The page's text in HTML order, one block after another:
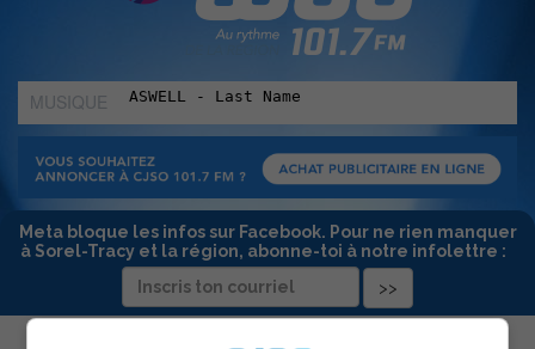
MUSIQUE
:
Meta bloque les infos sur Facebook. Pour ne rien manquer
à Sorel-Tracy et la région, abonne-toi à notre infolettre :